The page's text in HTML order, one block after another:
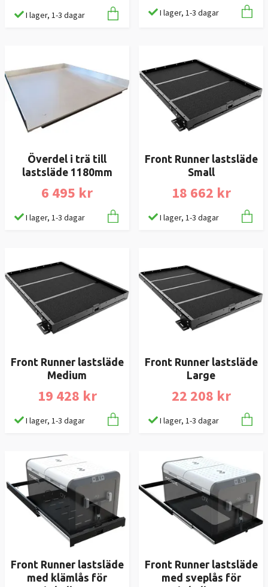
I lager, 1-3 dagar I lager, 1-3 dagar
Överdel i trä till
lastsläde 1180mm
6 495 kr
I lager, 1-3 dagar
Front Runner lastsläde
Small
18 662 kr
I lager, 1-3 dagar
Front Runner lastsläde
Medium
19 428 kr
I lager, 1-3 dagar
Front Runner lastsläde
Large
22 208 kr
I lager, 1-3 dagar
Front Runner lastsläde
med klämlås för
Front Runner lastsläde
med sveplås för